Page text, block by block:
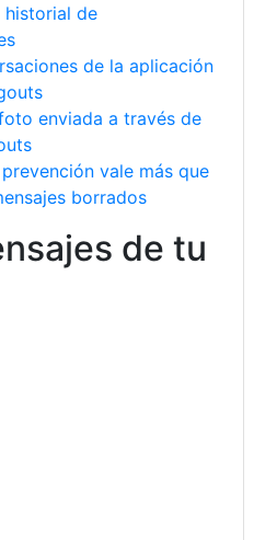
historial de
de la aplicación
enviada a través de
vale más que
borrados
de tu